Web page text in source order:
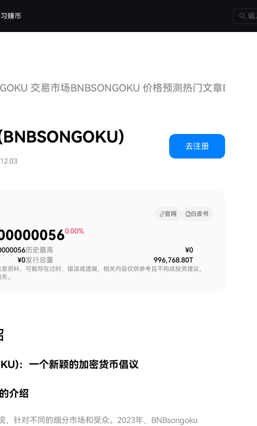
赚币
交易市场BNBSONGOKU 价格预测热门文章
去注册
官网 白皮书
0.00%
¥0
历史最高
¥0
发行总量
996,768.80T
资料，可能存在过时、错误或遗漏，相关内容仅供参考且不构成投资建议，
。
：一个新颖的加密货币倡议
介绍
针对不同的细分市场和受众。2023年，BNBsongoku